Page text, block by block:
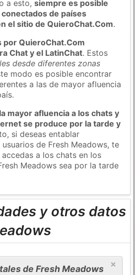
a esto,siempre es posible
de países
el sitio de QuieroChat.Com.
QuieroChat.Com
Chat y el LatinChat. Estos
desde diferentes zonas
modo es posible encontrar
a las de mayor afluencia
la mayor afluencia a los chats y
se produce por la tarde y
si deseas entablar
de Fresh Meadows, te
a los chats en los
Meadows sea por la tarde
y otros datos
×
de Fresh Meadows